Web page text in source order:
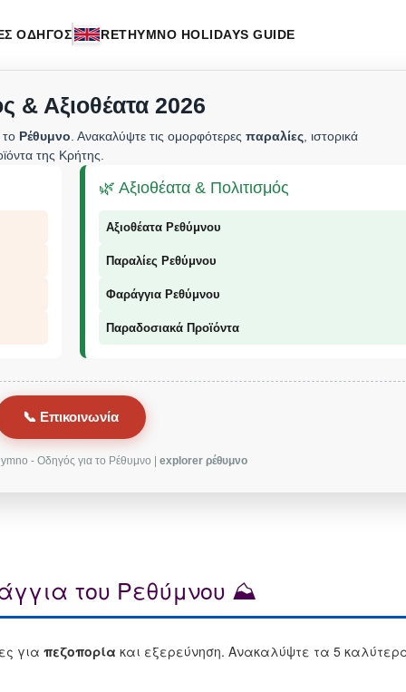
ΟΔΗΓΟΣ RETHYMNO HOLIDAYS GUIDE
& Αξιοθέατα 2026
Ρέθυμνο . Ανακαλύψτε τις ομορφότερες παραλίες , ιστορικά
της Κρήτης.
🌿 Αξιοθέατα & Πολιτισμός
Αξιοθέατα Ρεθύμνου
Παραλίες Ρεθύμνου
Φαράγγια Ρεθύμνου
Παραδοσιακά Προϊόντα
📞 Επικοινωνία
- Οδηγός για το Ρέθυμνο | explorer ρέθυμνο
του Ρεθύμνου ⛰️
για πεζοπορία και εξερεύνηση. Ανακαλύψτε τα 5